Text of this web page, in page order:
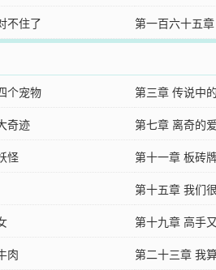
不住了 第一百六十五
个宠物 第三章 传说中
奇迹 第七章 离奇的
怪 第十一章 板砖
第十五章 我们
第十九章 高手
肉 第二十三章 我